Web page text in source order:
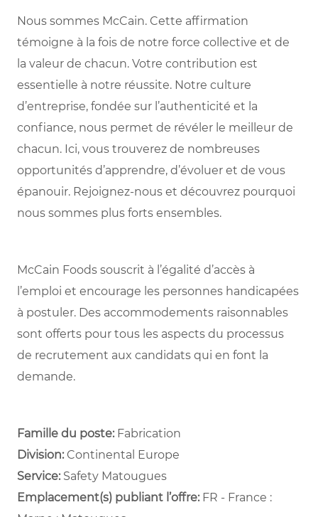
Nous sommes McCain. Cette affirmation
témoigne à la fois de notre force collective et de
la valeur de chacun. Votre contribution est
essentielle à notre réussite. Notre culture
d’entreprise, fondée sur l’authenticité et la
confiance, nous permet de révéler le meilleur de
chacun. Ici, vous trouverez de nombreuses
opportunités d’apprendre, d’évoluer et de vous
épanouir. Rejoignez-nous et découvrez pourquoi
nous sommes plus forts ensembles.
McCain Foods souscrit à l’égalité d’accès à
l’emploi et encourage les personnes handicapées
à postuler. Des accommodements raisonnables
sont offerts pour tous les aspects du processus
de recrutement aux candidats qui en font la
demande.
Famille du poste: Fabrication
Division: Continental Europe
Service: ​ Safety Matougues ​
Emplacement(s) publiant l’offre:FR - France :